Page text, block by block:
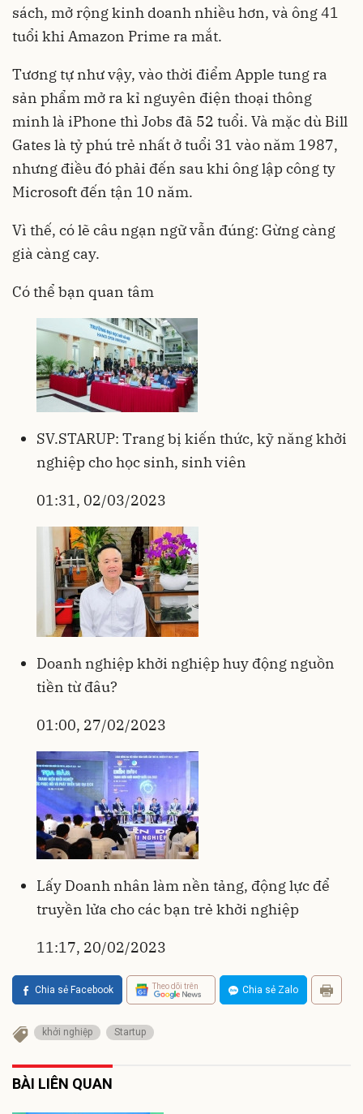
sách, mở rộng kinh doanh nhiều hơn, và ông 41
tuổi khi Amazon Prime ra mắt.
Tương tự như vậy, vào thời điểm Apple tung ra
sản phẩm mở ra kỉ nguyên điện thoại thông
minh là iPhone thì Jobs đã 52 tuổi. Và mặc dù Bill
Gates là tỷ phú trẻ nhất ở tuổi 31 vào năm 1987,
nhưng điều đó phải đến sau khi ông lập công ty
Microsoft đến tận 10 năm.
Vì thế, có lẽ câu ngạn ngữ vẫn đúng: Gừng càng
già càng cay.
Có thể bạn quan tâm
SV.STARUP: Trang bị kiến thức, kỹ năng khởi
nghiệp cho học sinh, sinh viên
01:31, 02/03/2023
Doanh nghiệp khởi nghiệp huy động nguồn
tiền từ đâu?
01:00, 27/02/2023
Lấy Doanh nhân làm nền tảng, động lực để
truyền lửa cho các bạn trẻ khởi nghiệp
11:17, 20/02/2023
Chia sẻ Facebook Theo dõi trên Chia sẻ Zalo
khởi nghiệp Startup
BÀI LIÊN QUAN